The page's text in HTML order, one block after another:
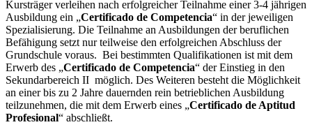
Kursträger verleihen nach erfolgreicher Teilnahme einer 3-4 jährigen
Ausbildung ein „Certificado de Competencia“ in der jeweiligen
Spezialisierung. Die Teilnahme an Ausbildungen der beruflichen
Befähigung setzt nur teilweise den erfolgreichen Abschluss der
Grundschule voraus. Bei bestimmten Qualifikationen ist mit dem
Erwerb des „Certificado de Competencia“ der Einstieg in den
Sekundarbereich II möglich. Des Weiteren besteht die Möglichkeit
an einer bis zu 2 Jahre dauernden rein betrieblichen Ausbildung
teilzunehmen, die mit dem Erwerb eines „Certificado de Aptitud
Profesional“ abschließt.